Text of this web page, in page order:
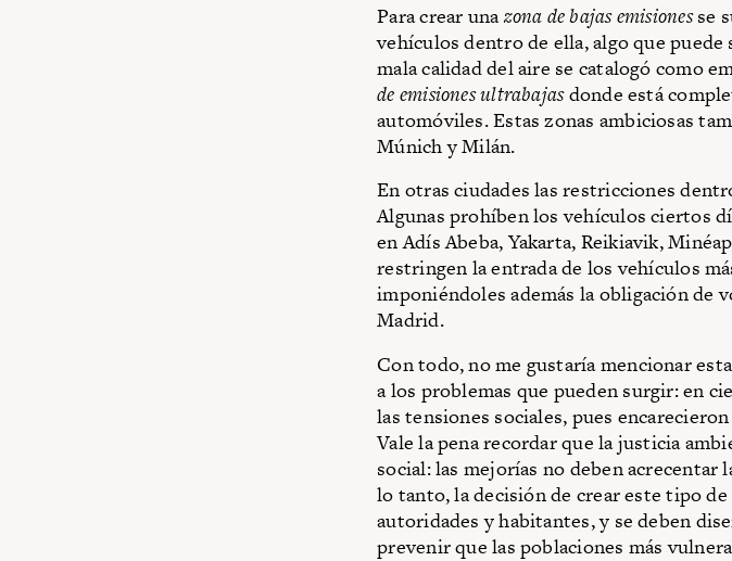
Para crear unazona de bajas emisionesse
vehículos dentro de ella, algo que
mala calidad del aire se catalogó como
de emisiones ultrabajasdonde está
automóviles. Estas zonas ambiciosas
Múnich y Milán.
En otras ciudades las restricciones
Algunas prohíben los vehículos ciertos
en Adís Abeba, Yakarta, Reikiavik,
restringen la entrada de los vehículos
imponiéndoles además la obligación de
Madrid.
Con todo, no me gustaría mencionar
a los problemas que pueden surgir: en
las tensiones sociales, pues
Vale la pena recordar que la justicia
social: las mejorías no deben acrecentar
lo tanto, la decisión de crear este tipo
autoridades y habitantes, y se deben
prevenir que las poblaciones más